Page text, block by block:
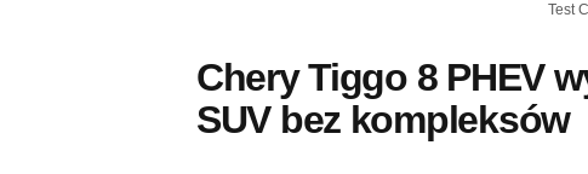
Test
Chery Tiggo 8 PHEV
SUV bez kompleksów